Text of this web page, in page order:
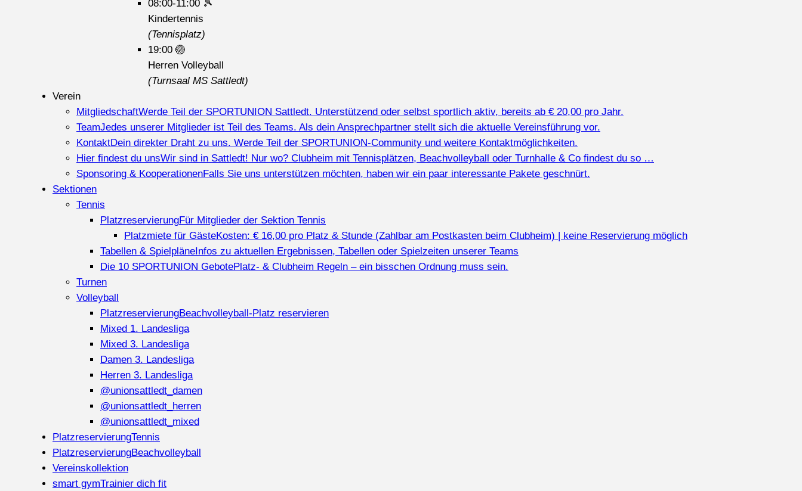
08:00-11:00 🎾
Kindertennis
(Tennisplatz)
19:00 🏐
Herren Volleyball
(Turnsaal MS Sattledt)
Verein
MitgliedschaftWerde Teil der SPORTUNION Sattledt. Unterstützend oder selbst sportlich aktiv, bereits ab € 20,00 pro Jahr.
TeamJedes unserer Mitglieder ist Teil des Teams. Als dein Ansprechpartner stellt sich die aktuelle Vereinsführung vor.
KontaktDein direkter Draht zu uns. Werde Teil der SPORTUNION-Community und weitere Kontaktmöglichkeiten.
Hier findest du unsWir sind in Sattledt! Nur wo? Clubheim mit Tennisplätzen, Beachvolleyball oder Turnhalle & Co findest du so …
Sponsoring & KooperationenFalls Sie uns unterstützen möchten, haben wir ein paar interessante Pakete geschnürt.
Sektionen
Tennis
PlatzreservierungFür Mitglieder der Sektion Tennis
Platzmiete für GästeKosten: € 16,00 pro Platz & Stunde (Zahlbar am Postkasten beim Clubheim) | keine Reservierung möglich
Tabellen & Spielpläne Infos zu aktuellen Ergebnissen, Tabellen oder Spielzeiten unserer Teams
Die 10 SPORTUNION GebotePlatz- & Clubheim Regeln – ein bisschen Ordnung muss sein.
Turnen
Volleyball
PlatzreservierungBeachvolleyball-Platz reservieren
Mixed 1. Landesliga
Mixed 3. Landesliga
Damen 3. Landesliga
Herren 3. Landesliga
@unionsattledt_damen
@unionsattledt_herren
@unionsattledt_mixed
PlatzreservierungTennis
PlatzreservierungBeachvolleyball
Vereinskollektion
smart gymTrainier dich fit